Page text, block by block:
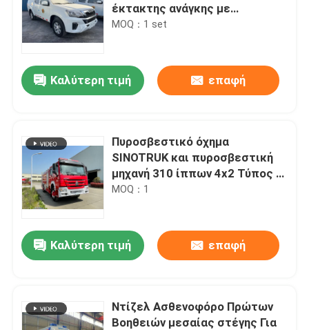
έκτακτης ανάγκης με
χωρητικότητα καμπίνας 2-6
MOQ：1 set
Καλύτερη τιμή επαφή
Πυροσβεστικό όχημα
SINOTRUK και πυροσβεστική
μηχανή 310 ίππων 4x2 Τύπος 8
Τόνων Χωρητικότητα αφρού
MOQ：1
Καλύτερη τιμή επαφή
Ντίζελ Ασθενοφόρο Πρώτων
Βοηθειών μεσαίας στέγης Για